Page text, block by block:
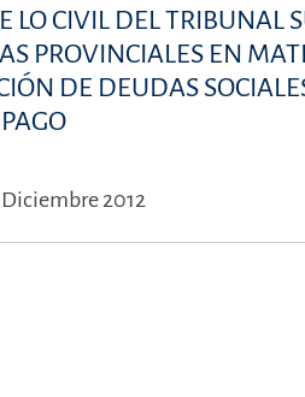
LO CIVIL DEL TRIBUNAL
PROVINCIALES EN
DE DEUDAS
2012